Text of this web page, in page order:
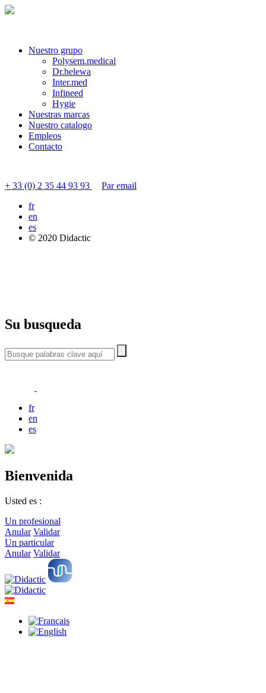
Nuestro grupo
Polysem.medical
Dr.helewa
Inter.med
Infineed
Hygie
Nuestras marcas
Nuestro catalogo
Empleos
Contacto
+ 33 (0) 2 35 44 93 93
Par email
fr
en
es
© 2020 Didactic
Su busqueda
fr
en
es
Bienvenida
Usted es :
Un profesional
Anular Validar
Un particular
Anular Validar